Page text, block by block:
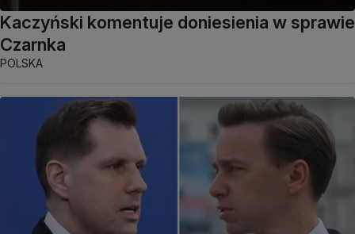
Kaczyński komentuje doniesienia w sprawie
Czarnka
POLSKA